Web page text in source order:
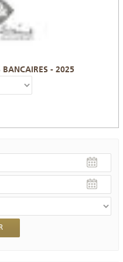
BANCAIRES - 2025